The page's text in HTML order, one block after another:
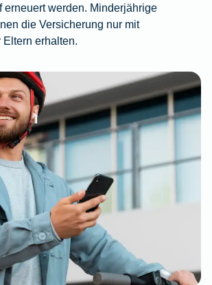
erneuert werden. Minderjährige
die Versicherung nur mit
erhalten.